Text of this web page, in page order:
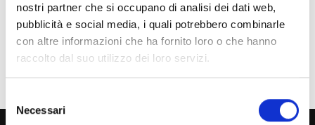
nostri partner che si occupano di analisi dei dati web,
pubblicità e social media, i quali potrebbero combinarle
con altre informazioni che ha fornito loro o che hanno
raccolto dal suo utilizzo dei loro servizi.
delNecessari
Laureato
Personale
Ente o Impresa